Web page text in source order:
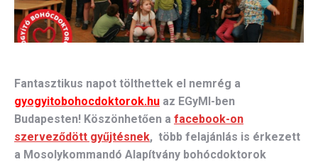
Fantasztikus napot tölthettek el nemrég a
gyogyitobohocdoktorok.hu az EGyMI-ben
Budapesten! Köszönhetően a facebook-on
szerveződött gyűjtésnek, több felajánlás is érkezett
a Mosolykommandó Alapítvány bohócdoktorok